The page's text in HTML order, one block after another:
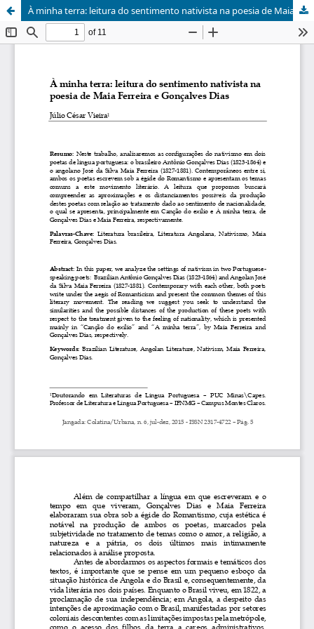
À minha terra: leitura do sentimento nativista na poesia de Maia Ferreira e Gonçalves Dias